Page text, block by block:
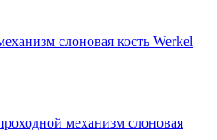
слоновая кость Werkel
механизм слоновая